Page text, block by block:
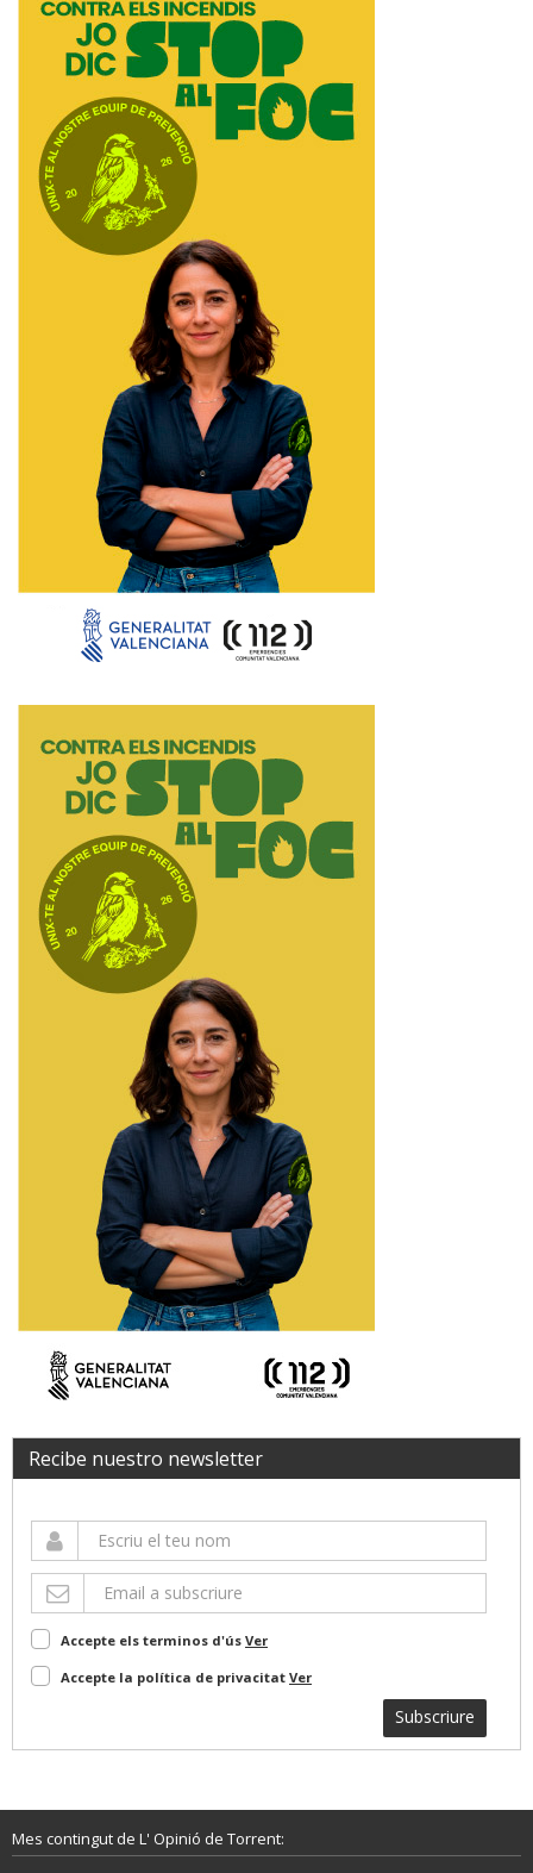
Recibe nuestro newsletter
Accepte els terminos d'ús Ver
Accepte la política de privacitat Ver
Subscriure
Mes contingut de L' Opinió de Torrent: